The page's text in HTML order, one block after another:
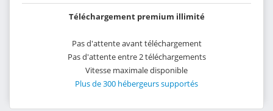
Téléchargement premium illimité
Pas d'attente avant téléchargement
Pas d'attente entre 2 téléchargements
Vitesse maximale disponible
Plus de 300 hébergeurs supportés